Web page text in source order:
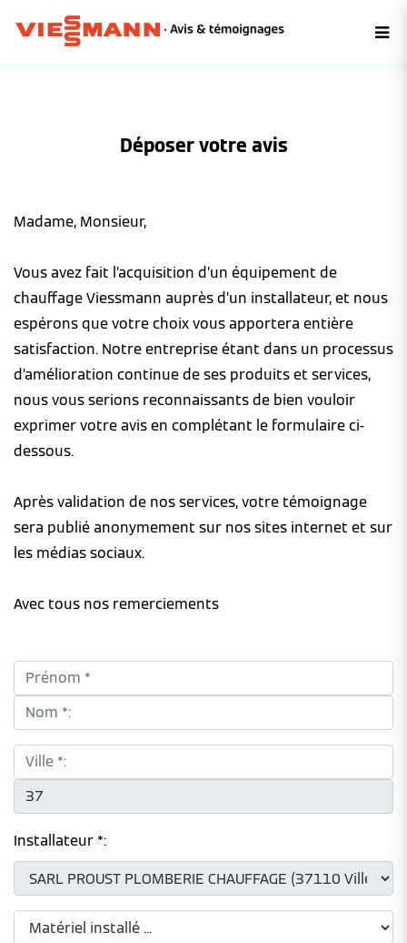
Déposer votre avis
Madame, Monsieur,
Vous avez fait l’acquisition d’un équipement de
chauffage Viessmann auprès d’un installateur, et nous
espérons que votre choix vous apportera entière
satisfaction. Notre entreprise étant dans un processus
d’amélioration continue de ses produits et services,
nous vous serions reconnaissants de bien vouloir
exprimer votre avis en complétant le formulaire ci-
dessous.
Après validation de nos services, votre témoignage
sera publié anonymement sur nos sites internet et sur
les médias sociaux.
Avec tous nos remerciements
Prénom *:
Nom *:
Ville *:
CP *:
Installateur *: